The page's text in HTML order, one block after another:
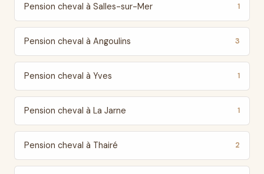
Pension cheval à Salles-sur-Mer 1
Pension cheval à Angoulins 3
Pension cheval à Yves 1
Pension cheval à La Jarne 1
Pension cheval à Thairé 2